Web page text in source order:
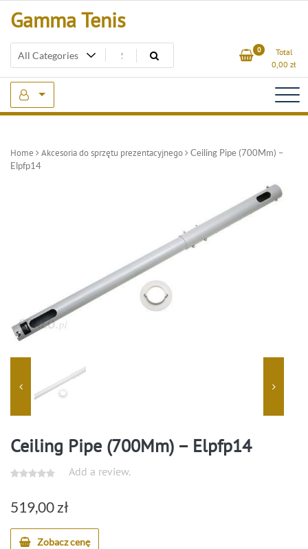
Gamma Tenis
0
Total
0,00 zł
Home Akcesoria do sprzętu prezentacyjnego
Ceiling Pipe (700Mm) –
Elpfp14
Ceiling Pipe (700Mm) – Elpfp14
Add a review.
519,00 zł
Zobacz cenę